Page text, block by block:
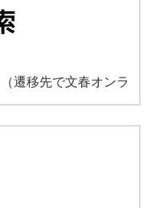
（遷移先で文春オンラ